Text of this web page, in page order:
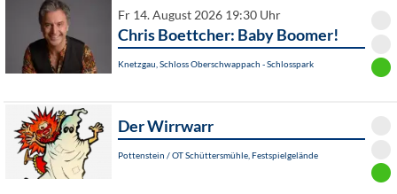
Fr 14. August 2026 19:30 Uhr
Chris Boettcher: Baby Boomer!
Knetzgau, Schloss Oberschwappach - Schlosspark
Der Wirrwarr
Pottenstein / OT Schüttersmühle, Festspielgelände